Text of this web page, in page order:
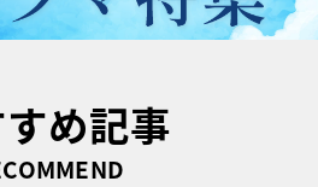
め記事